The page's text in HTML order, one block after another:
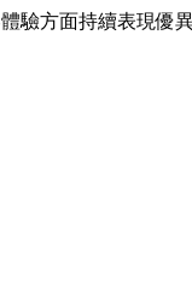
驗方面持續表現優